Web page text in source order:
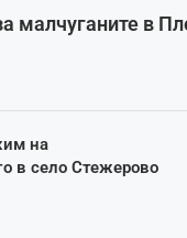
малчуганите в
на
в село Стежерово